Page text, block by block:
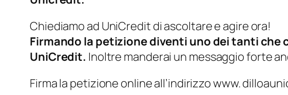
Chiediamo ad UniCredit di ascoltare e agire ora!
Firmando la petizione diventi uno dei tanti
UniCredit. Inoltre manderai un messaggio forte
Firma la petizione online all’indirizzo www.